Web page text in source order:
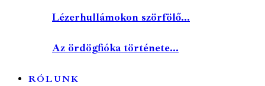
Lézerhullámokon szörfölő...
Az ördögfióka története...
RÓLUNK